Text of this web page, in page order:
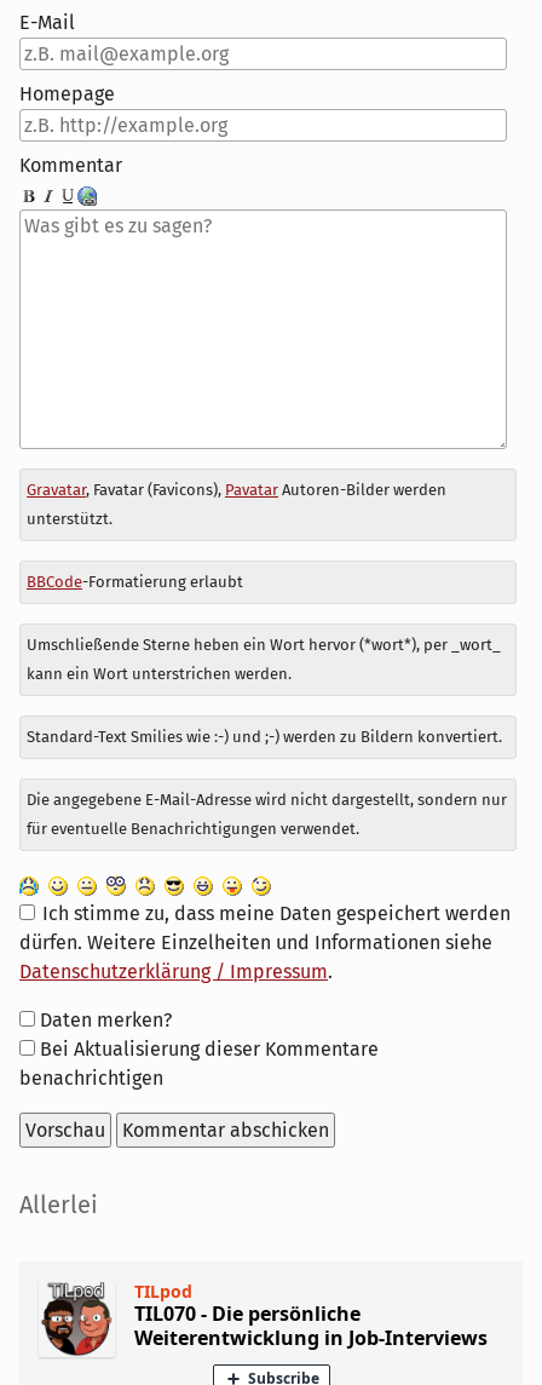
E-Mail
Homepage
Kommentar
Antwort
zu
Gravatar, Favatar (Favicons), PavatarAutoren-Bilder werden
unterstützt.
BBCode-Formatierung erlaubt
Umschließende Sterne heben ein Wort hervor (*wort*), per _wort_
kann ein Wort unterstrichen werden.
Standard-Text Smilies wie :-) und ;-) werden zu Bildern konvertiert.
Die angegebene E-Mail-Adresse wird nicht dargestellt, sondern nur
für eventuelle Benachrichtigungen verwendet.
Ich stimme zu, dass meine Daten gespeichert werden
dürfen. Weitere Einzelheiten und Informationen siehe
Datenschutzerklärung / Impressum.
Formular-
Optionen
Daten merken?
Bei Aktualisierung dieser Kommentare
benachrichtigen
Seitenleiste
Allerlei